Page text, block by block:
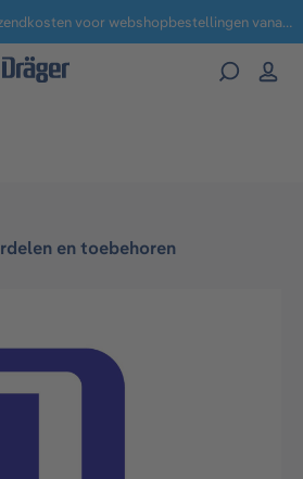
Geen administratie- en verzendkosten voor webshopbestellingen vanaf € 100,-.
en toebehoren
overslaan